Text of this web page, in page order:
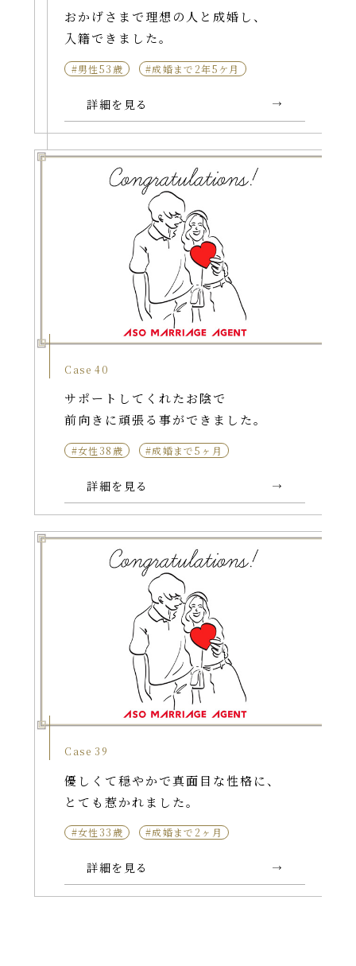
おかげさまで理想の人と成婚し、
入籍できました。
#男性53歳 #成婚まで2年5ケ月
詳細を見る
Case 40
サポートしてくれたお陰で
前向きに頑張る事ができました。
#女性38歳 #成婚まで5ヶ月
詳細を見る
Case 39
優しくて穏やかで真面目な性格に、
とても惹かれました。
#女性33歳 #成婚まで2ヶ月
詳細を見る